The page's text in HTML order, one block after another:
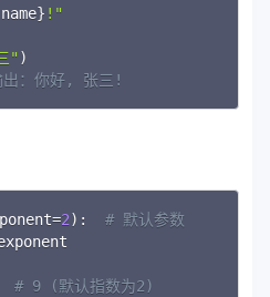
name} !"
" )
：你好, 张三!
=2) :
# 默认参数
# 9 (默认指数为2)